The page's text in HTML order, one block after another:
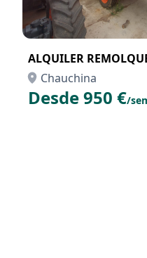
ALQUILER
Chauchina
Desde 950 €/